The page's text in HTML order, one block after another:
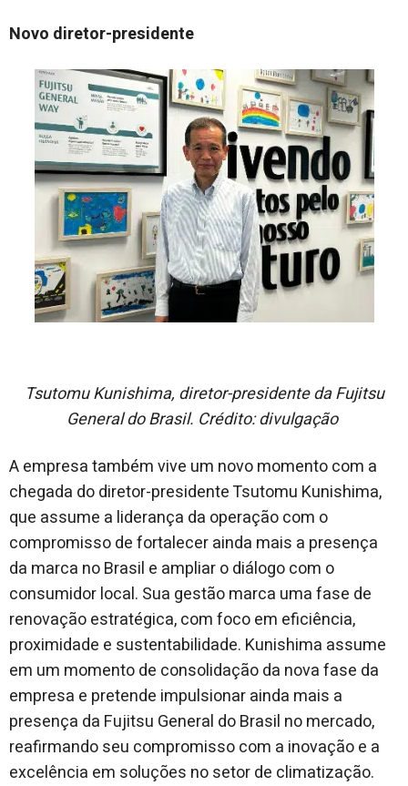
Novo diretor-presidente
Tsutomu Kunishima, diretor-presidente da Fujitsu
General do Brasil. Crédito: divulgação
A empresa também vive um novo momento com a
chegada do diretor-presidente Tsutomu Kunishima,
que assume a liderança da operação com o
compromisso de fortalecer ainda mais a presença
da marca no Brasil e ampliar o diálogo com o
consumidor local. Sua gestão marca uma fase de
renovação estratégica, com foco em eficiência,
proximidade e sustentabilidade. Kunishima assume
em um momento de consolidação da nova fase da
empresa e pretende impulsionar ainda mais a
presença da Fujitsu General do Brasil no mercado,
reafirmando seu compromisso com a inovação e a
excelência em soluções no setor de climatização.